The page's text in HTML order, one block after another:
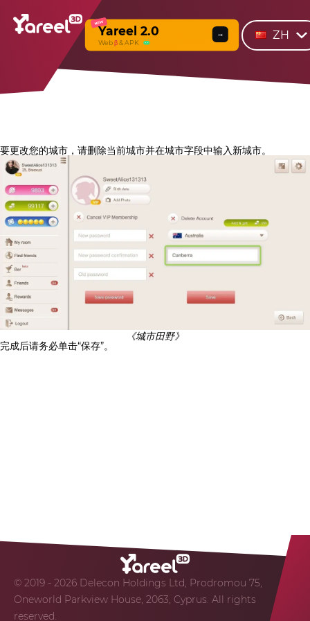
NEW
Yareel 2.0
Webβ & APK
→ ZH
要更改您的城市，请删除当前城市并在城市字段中输入新城市。
《城市田野》
完成后请务必单击“保存”。
© 2019 - 2026 Delecon Holdings Ltd, Prodromou 75,
Oneworld Parkview House, 2063, Cyprus. All rights
reserved.